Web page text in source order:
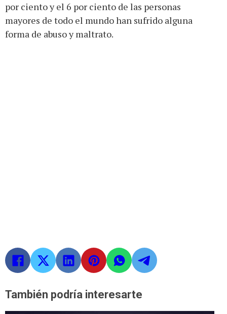
por ciento y el 6 por ciento de las personas
mayores de todo el mundo han sufrido alguna
forma de abuso y maltrato.
También podría interesarte